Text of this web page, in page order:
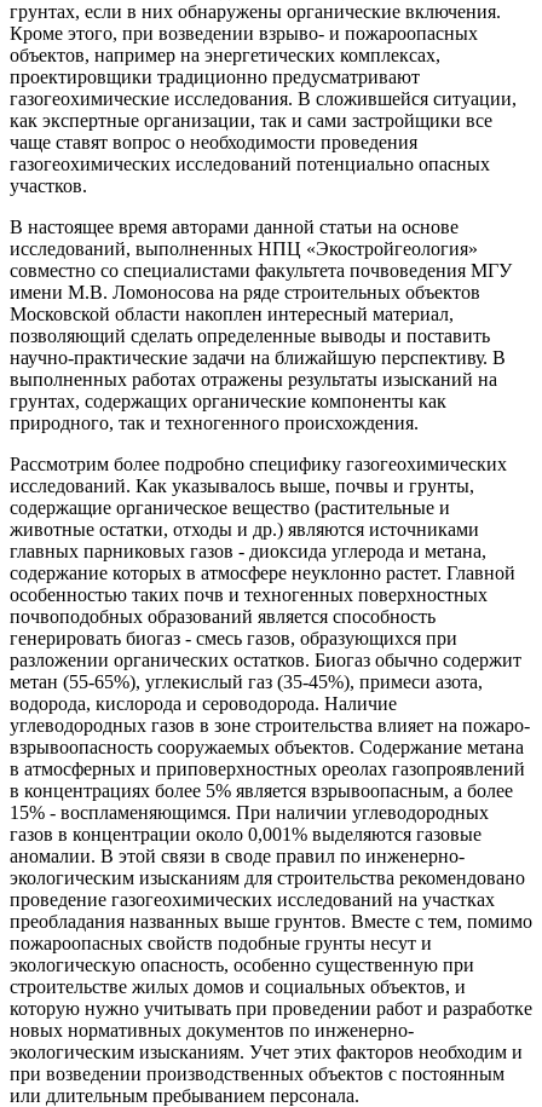
грунтах, если в них обнаружены органические включения.
Кроме этого, при возведении взрыво- и пожароопасных
объектов, например на энергетических комплексах,
проектировщики традиционно предусматривают
газогеохимические исследования. В сложившейся ситуации,
как экспертные организации, так и сами застройщики все
чаще ставят вопрос о необходимости проведения
газогеохимических исследований потенциально опасных
участков.
В настоящее время авторами данной статьи на основе
исследований, выполненных НПЦ «Экостройгеология»
совместно со специалистами факультета почвоведения МГУ
имени М.В. Ломоносова на ряде строительных объектов
Московской области накоплен интересный материал,
позволяющий сделать определенные выводы и поставить
научно-практические задачи на ближайшую перспективу. В
выполненных работах отражены результаты изысканий на
грунтах, содержащих органические компоненты как
природного, так и техногенного происхождения.
Рассмотрим более подробно специфику газогеохимических
исследований. Как указывалось выше, почвы и грунты,
содержащие органическое вещество (растительные и
животные остатки, отходы и др.) являются источниками
главных парниковых газов - диоксида углерода и метана,
содержание которых в атмосфере неуклонно растет. Главной
особенностью таких почв и техногенных поверхностных
почвоподобных образований является способность
генерировать биогаз - смесь газов, образующихся при
разложении органических остатков. Биогаз обычно содержит
метан (55-65%), углекислый газ (35-45%), примеси азота,
водорода, кислорода и сероводорода. Наличие
углеводородных газов в зоне строительства влияет на пожаро-
взрывоопасность сооружаемых объектов. Содержание метана
в атмосферных и приповерхностных ореолах газопроявлений
в концентрациях более 5% является взрывоопасным, а более
15% - воспламеняющимся. При наличии углеводородных
газов в концентрации около 0,001% выделяются газовые
аномалии. В этой связи в своде правил по инженерно-
экологическим изысканиям для строительства рекомендовано
проведение газогеохимических исследований на участках
преобладания названных выше грунтов. Вместе с тем, помимо
пожароопасных свойств подобные грунты несут и
экологическую опасность, особенно существенную при
строительстве жилых домов и социальных объектов, и
которую нужно учитывать при проведении работ и разработке
новых нормативных документов по инженерно-
экологическим изысканиям. Учет этих факторов необходим и
при возведении производственных объектов с постоянным
или длительным пребыванием персонала.